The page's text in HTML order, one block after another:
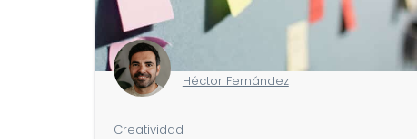
Héctor Fernández
Creatividad